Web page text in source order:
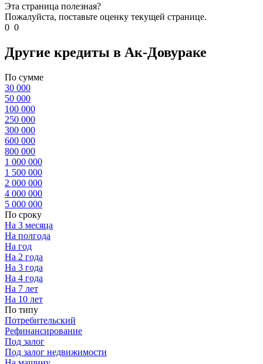
Эта страница полезная?
Пожалуйста, поставьте оценку текущей странице.
0 0
Другие кредиты в Ак-Довураке
По сумме
30 000
50 000
100 000
250 000
300 000
600 000
800 000
1 000 000
1 500 000
2 000 000
4 000 000
5 000 000
По сроку
На 3 месяца
На полгода
На год
На 2 года
На 3 года
На 4 года
На 7 лет
На 10 лет
По типу
Потребительский
Рефинансирование
Под залог
Под залог недвижимости